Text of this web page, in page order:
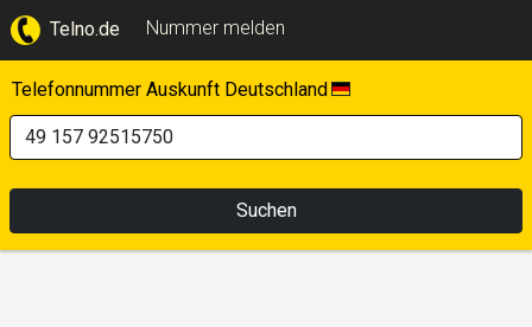
Telno.de Nummer melden
Telefonnummer Auskunft Deutschland
Suchen